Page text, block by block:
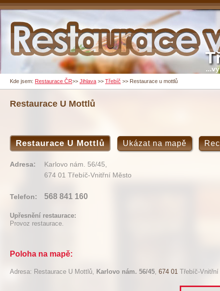
Kde jsem: Restaurace ČR>> Jihlava >> Třebíč >> Restaurace u mottlů
Restaurace U Mottlů
Restaurace U Mottlů Ukázat na mapě
Adresa:
Karlovo nám. 56/45,
674 01 Třebíč-Vnitřní Město
Telefon: 568 841 160
Upřesnění restaurace:
Provoz restaurace.
Poloha na mapě:
Adresa: Restaurace U Mottlů, Karlovo nám. 56/45, 674 01 Třebíč-